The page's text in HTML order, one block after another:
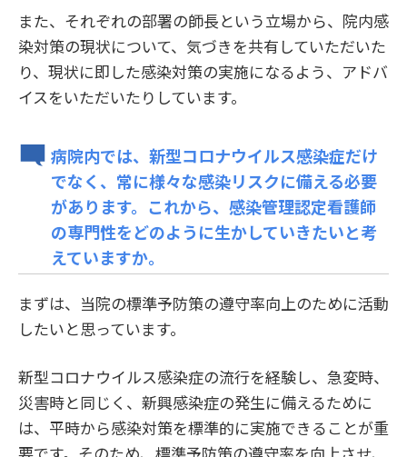
また、それぞれの部署の師長という立場から、院内感
染対策の現状について、気づきを共有していただいた
り、現状に即した感染対策の実施になるよう、アドバ
イスをいただいたりしています。
病院内では、新型コロナウイルス感染症だけ
でなく、常に様々な感染リスクに備える必要
があります。これから、感染管理認定看護師
の専門性をどのように生かしていきたいと考
えていますか。
まずは、当院の標準予防策の遵守率向上のために活動
したいと思っています。
新型コロナウイルス感染症の流行を経験し、急変時、
災害時と同じく、新興感染症の発生に備えるために
は、平時から感染対策を標準的に実施できることが重